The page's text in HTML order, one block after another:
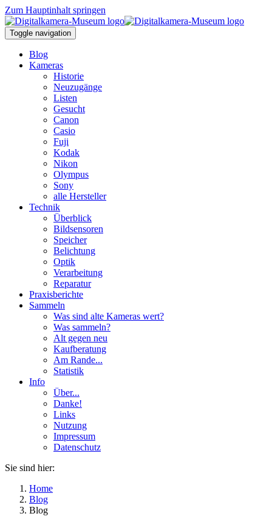
Zum Hauptinhalt springen
Toggle navigation
Blog
Kameras
Historie
Neuzugänge
Listen
Gesucht
Canon
Casio
Fuji
Kodak
Nikon
Olympus
Sony
alle Hersteller
Technik
Überblick
Bildsensoren
Speicher
Belichtung
Optik
Verarbeitung
Reparatur
Praxisberichte
Sammeln
Was sind alte Kameras wert?
Was sammeln?
Alt gegen neu
Kaufberatung
Am Rande...
Statistik
Info
Über...
Danke!
Links
Nutzung
Impressum
Datenschutz
Sie sind hier:
Home
Blog
Blog